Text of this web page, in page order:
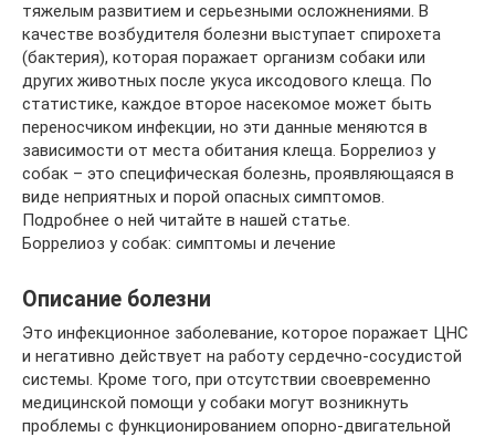
тяжелым развитием и серьезными осложнениями. В
качестве возбудителя болезни выступает спирохета
(бактерия), которая поражает организм собаки или
других животных после укуса иксодового клеща. По
статистике, каждое второе насекомое может быть
переносчиком инфекции, но эти данные меняются в
зависимости от места обитания клеща. Боррелиоз у
собак – это специфическая болезнь, проявляющаяся в
виде неприятных и порой опасных симптомов.
Подробнее о ней читайте в нашей статье.
Боррелиоз у собак: симптомы и лечение
Описание болезни
Это инфекционное заболевание, которое поражает ЦНС
и негативно действует на работу сердечно-сосудистой
системы. Кроме того, при отсутствии своевременно
медицинской помощи у собаки могут возникнуть
проблемы с функционированием опорно-двигательной